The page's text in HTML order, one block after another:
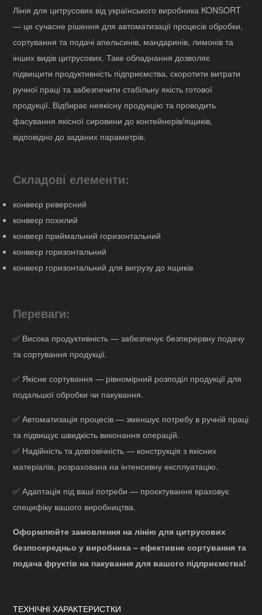
Лінія для цитрусових від українського виробника KONSORT
— це сучасне рішення для автоматизації процесів обробки,
сортування та подачі апельсинів, мандаринів, лимонів та
інших видів цитрусових. Таке обладнання дозволяє
підвищити продуктивність підприємства, скоротити витрати
ручної праці та забезпечити стабільну якість готової
продукції. Відбирає неякісну продукцію та проводить
фасування якісної сировини до контейнерів/ящиків,
відповідно до заданих параметрів.
Складові елементи:
конвеєр реверсний
конвеєр похилий
конвеєр приймальний горизонтальний
конвеєр горизонтальний
конвеєр горизонтальний для вигрузу до ящиків
Переваги:
✅ Висока продуктивність — забезпечує безперервну подачу
та сортування продукції.
✅ Якісне сортування — рівномірний розподіл продукції для
подальшої обробки чи пакування.
✅ Автоматизація процесів — зменшує потребу в ручній праці
та підвищує швидкість виконання операцій.
✅ Надійність та довговічність — конструкція з якісних
матеріалів, розрахована на інтенсивну експлуатацію.
✅ Адаптація під ваші потреби — проєктування враховує
специфіку вашого виробництва.
Оформлюйте замовлення на лінію для цитрусових
безпосередньо у виробника – ефективне сортування та
подача фруктів на пакування для вашого підприємства!
ТЕХНІЧНІ ХАРАКТЕРИСТКИ